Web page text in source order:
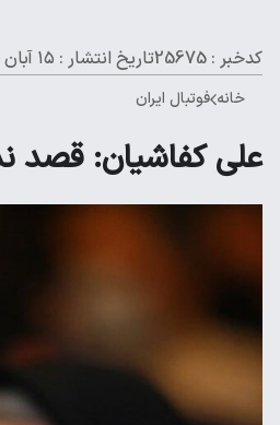
کدخبر : 25675 تاریخ انتشار : ۱۵ آبان ۱۴۰۳ - ۲۲:۴۳
خانه فوتبال ایران
علی کفاشیان: قصد